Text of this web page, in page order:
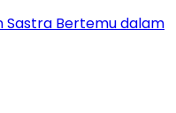
Sastra Bertemu dalam